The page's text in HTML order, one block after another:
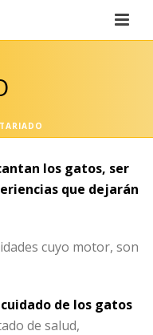
los gatos, ser
que dejarán
cuyo motor, son
de los gatos
de salud,